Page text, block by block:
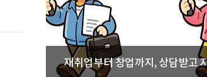
재취업부터 창업까지, 상담받고